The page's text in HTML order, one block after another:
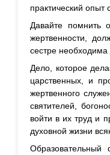
практический опыт
Давайте помнить
жертвенности,
сестре необходима
Дело, которое
царственных, и
жертвенного
святителей,
войти в их труд и
духовной жизни